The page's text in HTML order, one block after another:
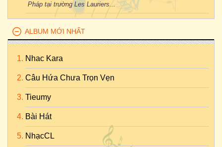
Pháp tại trường Les Lauriers...
ALBUM MỚI NHẤT
Nhac Kara
Câu Hứa Chưa Trọn Vẹn
Tieumy
Bài Hát
NhạcCL